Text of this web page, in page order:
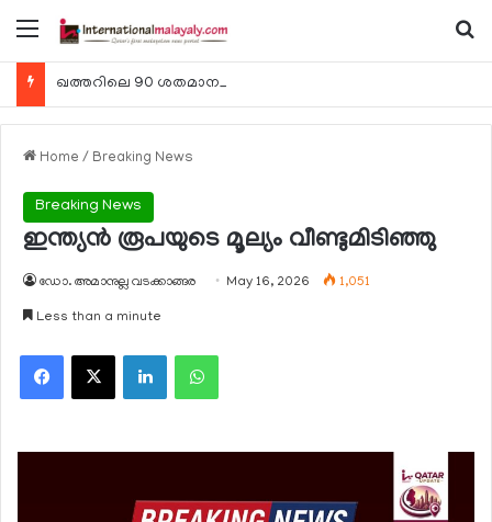
Menu
Home / Breaking News
Breaking News
ഇന്ത്യന്‍ രൂപയുടെ മൂല്യം വീണ്ടുമിടിഞ്ഞു
ഡോ. അമാനുല്ല വടക്കാങ്ങര May 16, 2026 1,051
Less than a minute
Facebook
X LinkedInWhatsApp